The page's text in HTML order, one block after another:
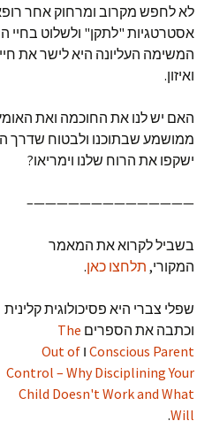
לא לחפש מקרוב ומרחוק אחר
אסטרטגיות "לתקן" ולשלוט בחיי
המשימה העליונה היא לישר את
ואיזון.
האם יש לנו את החוכמה ואת
ממושמע שבתוכנו ולבטוח שדרך
ישקפו את הרוח שלנו וימריאו?
——————————————–
בשביל לקרוא את המאמר
המקורי, תלחצו כאן.
שפלי צברי היא פסיכולוגית קלינית
וכתבה את הספרים The
Conscious Parent ו Out of
Control – Why Disciplining Your
Child Doesn't Work and What
Will
.